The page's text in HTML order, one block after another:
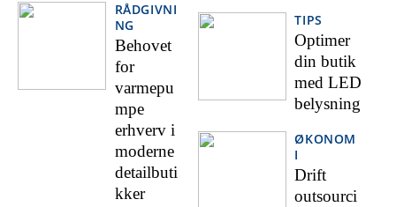
RÅDGIVNI
NG
Behovet
for
varmepu
mpe
erhverv i
moderne
detailbuti
kker
TIPS
Optimer
din butik
med LED
belysning
ØKONOM
I
Drift
outsourci